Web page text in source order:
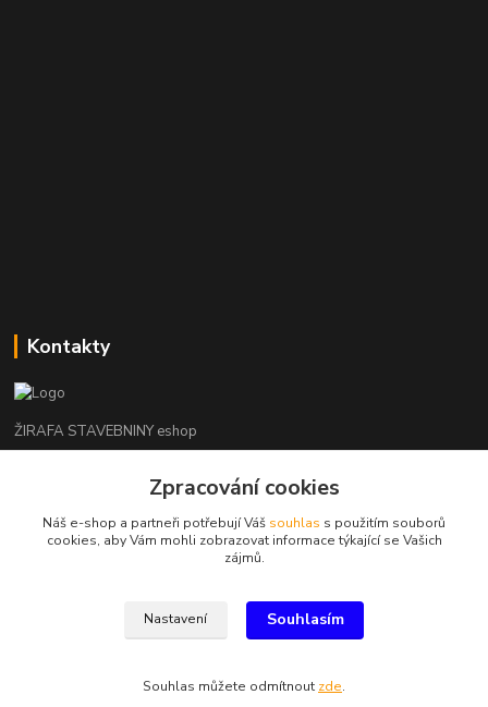
Kontakty
ŽIRAFA STAVEBNINY eshop
+420 312 685 342
kladno@zirafa-stavebniny.cz
Zpracování cookies
Náš e-shop a partneři potřebují Váš souhlas s použitím souborů
cookies, aby Vám mohli zobrazovat informace týkající se Vašich
zájmů.
Nastavení Souhlasím
Souhlas můžete odmítnout zde.